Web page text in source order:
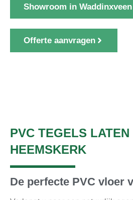
Showroom in Waddinxveen
Offerte aanvragen
PVC TEGELS
HEEMSKERK
De perfecte PVC vloer